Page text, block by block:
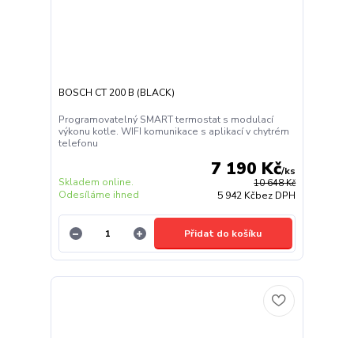
BOSCH CT 200 B (BLACK)
Programovatelný SMART termostat s modulací
výkonu kotle. WIFI komunikace s aplikací v chytrém
telefonu
10 648 Kč
7 190 Kč/ks
5 942 Kčbez DPH
Skladem online.
Odesíláme ihned
Přidat do košíku